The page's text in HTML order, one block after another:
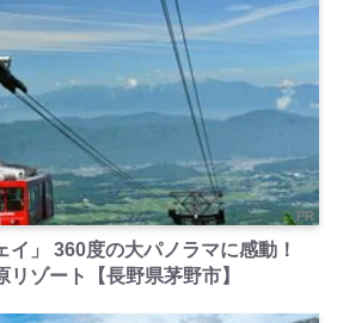
PR
イ」 360度の大パノラマに感動！
ゾート【長野県茅野市】